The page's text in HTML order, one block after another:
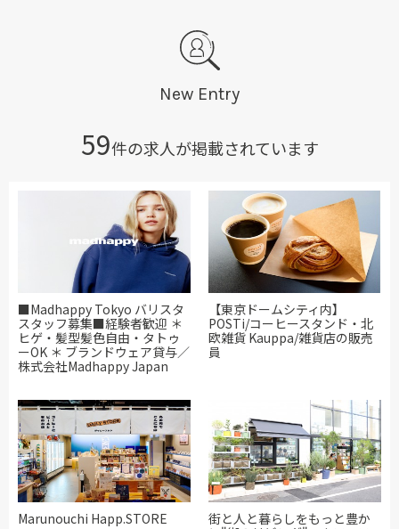
New Entry
59件の求人が掲載されています
■Madhappy Tokyo バリスタ
スタッフ募集■経験者歓迎 ＊
ヒゲ・髪型髪色自由・タトゥ
ーOK ＊ ブランドウェア貸与／
株式会社Madhappy Japan
【東京ドームシティ内】
POSTi/コーヒースタンド・北
欧雑貨 Kauppa/雑貨店の販売
員
Marunouchi Happ.STORE
街と人と暮らしをもっと豊か